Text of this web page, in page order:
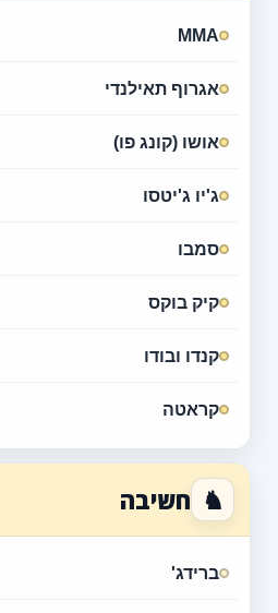
MMA
אגרוף תאילנדי
אושו (קונג פו)
ג'יו ג'יטסו
סמבו
קיק בוקס
קנדו ובודו
קראטה
♞ חשיבה
ברידג'